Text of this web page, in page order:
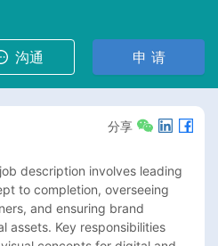
沟通 申 请
分享
description involves leading
to completion, overseeing
and ensuring brand
assets. Key responsibilities